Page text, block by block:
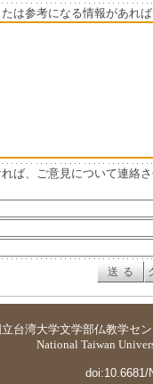
は参考になる情報があれ
ば、ご意見について連絡
立台湾大学文学部仏教学セ
National Taiwan
doi:10.6681/